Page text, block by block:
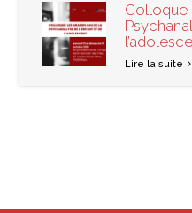
Colloque
Lire la suite